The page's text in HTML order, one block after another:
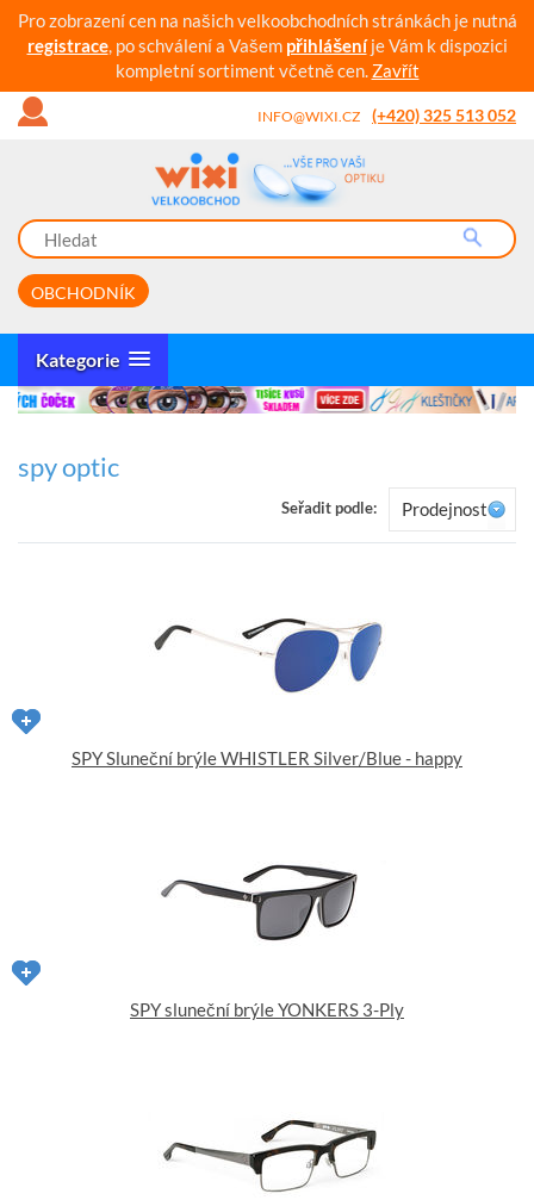
Pro zobrazení cen na našich velkoobchodních stránkách je nutná
registrace, po schválení a Vašem přihlášeníje Vám k dispozici
kompletní sortiment včetně cen. Zavřít
INFO@WIXI.CZ (+420) 325 513 052
OBCHODNÍK
Kategorie
spy optic
Seřadit podle: Prodejnost
SPY Sluneční brýle WHISTLER Silver/Blue - happy
SPY sluneční brýle YONKERS 3-Ply